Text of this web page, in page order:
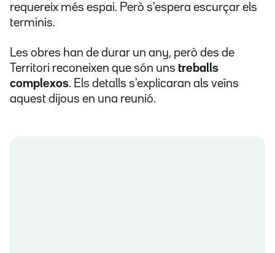
requereix més espai. Però s'espera escurçar els
terminis.
Les obres han de durar un any, però des de
Territori reconeixen que són uns treballs
complexos. Els detalls s'explicaran als veïns
aquest dijous en una reunió.